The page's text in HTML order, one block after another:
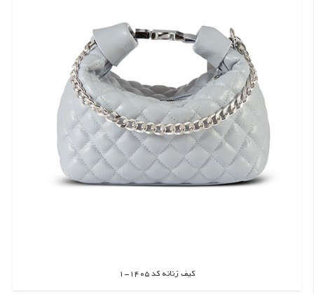
کیف زنانه کد 1405-1
اطلاعات بیشتر